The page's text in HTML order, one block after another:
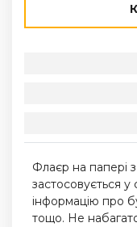
Флаєр на папері
застосовується
інформацію про
тощо. Не